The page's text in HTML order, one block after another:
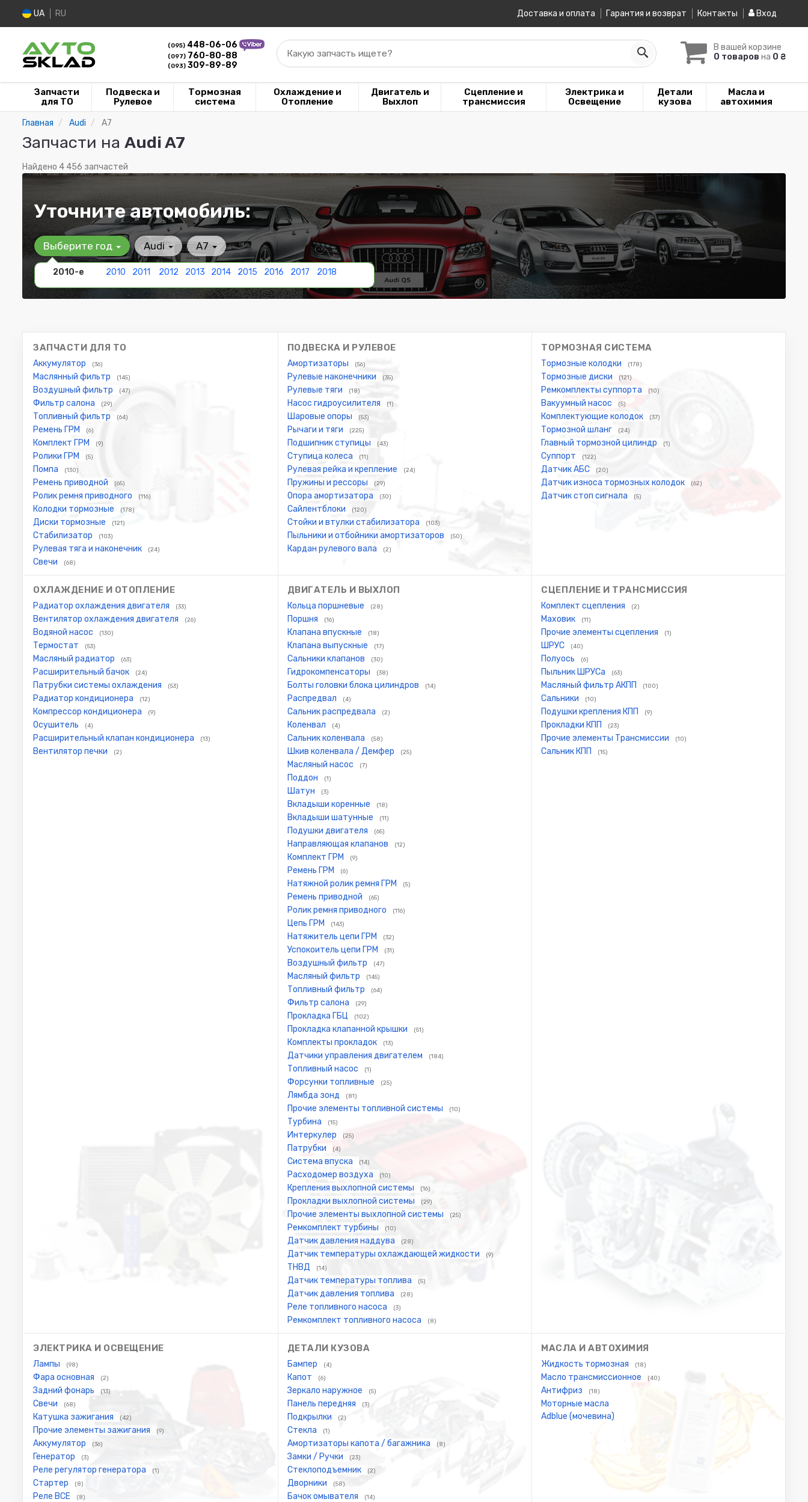
UA RU Доставка и оплата Гарантия и возврат Контакты Вход
(095) 448-06-06
(097) 760-80-88
(093) 309-89-89
В вашей корзине
0 товаров на 0 ₴
Какую запчасть ищете?
Запчасти
для ТО
Подвеска и
Рулевое
Тормозная
система
Охлаждение и
Отопление
Двигатель и
Выхлоп
Сцепление и
трансмиссия
Электрика и
Освещение
Детали
кузова
Масла и
автохимия
Главная Audi A7
Запчасти на Audi A7
Найдено 4 456 запчастей
Уточните автомобиль:
Выберите год
2010-е 2010 2011 2012 2013 2014 2015 2016 2017 2018
Audi A7
ЗАПЧАСТИ ДЛЯ ТО
Аккумулятор (36)
Маслянный фильтр (145)
Воздушный фильтр (47)
Фильтр салона (29)
Топливный фильтр (64)
Ремень ГРМ (6)
Комплект ГРМ (9)
Ролики ГРМ (5)
Помпа (130)
Ремень приводной (65)
Ролик ремня приводного (116)
Колодки тормозные (178)
Диски тормозные (121)
Стабилизатор (103)
Рулевая тяга и наконечник (24)
Свечи (68)
ПОДВЕСКА И РУЛЕВОЕ
Амортизаторы (56)
Рулевые наконечники (35)
Рулевые тяги (18)
Насос гидроусилителя (1)
Шаровые опоры (53)
Рычаги и тяги (225)
Подшипник ступицы (43)
Ступица колеса (11)
Рулевая рейка и крепление (24)
Пружины и рессоры (29)
Опора амортизатора (30)
Сайлентблоки (120)
Стойки и втулки стабилизатора (103)
Пыльники и отбойники амортизаторов (50)
Кардан рулевого вала (2)
ТОРМОЗНАЯ СИСТЕМА
Тормозные колодки (178)
Тормозные диски (121)
Ремкомплекты суппорта (10)
Вакуумный насос (5)
Комплектующие колодок (37)
Тормозной шланг (24)
Главный тормозной цилиндр (1)
Суппорт (122)
Датчик АБС (20)
Датчик износа тормозных колодок (62)
Датчик стоп сигнала (5)
ОХЛАЖДЕНИЕ И ОТОПЛЕНИЕ
Радиатор охлаждения двигателя (33)
Вентилятор охлаждения двигателя (26)
Водяной насос (130)
Термостат (53)
Масляный радиатор (63)
Расширительный бачок (24)
Патрубки системы охлаждения (53)
Радиатор кондиционера (12)
Компрессор кондиционера (9)
Осушитель (4)
Расширительный клапан кондиционера (13)
Вентилятор печки (2)
ДВИГАТЕЛЬ И ВЫХЛОП
Кольца поршневые (28)
Поршня (16)
Клапана впускные (18)
Клапана выпускные (17)
Сальники клапанов (30)
Гидрокомпенсаторы (38)
Болты головки блока цилиндров (14)
Распредвал (4)
Сальник распредвала (2)
Коленвал (4)
Сальник коленвала (58)
Шкив коленвала / Демфер (25)
Масляный насос (7)
Поддон (1)
Шатун (3)
Вкладыши коренные (18)
Вкладыши шатунные (11)
Подушки двигателя (65)
Направляющая клапанов (12)
Комплект ГРМ (9)
Ремень ГРМ (6)
Натяжной ролик ремня ГРМ (5)
Ремень приводной (65)
Ролик ремня приводного (116)
Цепь ГРМ (143)
Натяжитель цепи ГРМ (32)
Успокоитель цепи ГРМ (31)
Воздушный фильтр (47)
Масляный фильтр (145)
Топливный фильтр (64)
Фильтр салона (29)
Прокладка ГБЦ (102)
Прокладка клапанной крышки (51)
Комплекты прокладок (13)
Датчики управления двигателем (184)
Топливный насос (1)
Форсунки топливные (25)
Лямбда зонд (81)
Прочие элементы топливной системы (10)
Турбина (15)
Интеркулер (25)
Патрубки (4)
Система впуска (14)
Расходомер воздуха (10)
Крепления выхлопной системы (16)
Прокладки выхлопной системы (29)
Прочие элементы выхлопной системы (25)
Ремкомплект турбины (10)
Датчик давления наддува (28)
Датчик температуры охлаждающей жидкости (9)
ТНВД (14)
Датчик температуры топлива (5)
Датчик давления топлива (28)
Реле топливного насоса (3)
Ремкомплект топливного насоса (8)
СЦЕПЛЕНИЕ И ТРАНСМИССИЯ
Комплект сцепления (2)
Маховик (11)
Прочие элементы сцепления (1)
ШРУС (40)
Полуось (6)
Пыльник ШРУСа (63)
Масляный фильтр АКПП (100)
Сальники (10)
Подушки крепления КПП (9)
Прокладки КПП (23)
Прочие элементы Трансмиссии (10)
Сальник КПП (15)
ЭЛЕКТРИКА И ОСВЕЩЕНИЕ
Лампы (98)
Фара основная (2)
Задний фонарь (13)
Свечи (68)
Катушка зажигания (42)
Прочие элементы зажигания (9)
Аккумулятор (36)
Генератор (3)
Реле регулятор генератора (1)
Стартер (8)
Реле ВСЕ (8)
ДЕТАЛИ КУЗОВА
Бампер (4)
Капот (6)
Зеркало наружное (5)
Панель передняя (3)
Подкрылки (2)
Стекла (1)
Амортизаторы капота / багажника (8)
Замки / Ручки (23)
Стеклоподъемник (2)
Дворники (58)
Бачок омывателя (14)
МАСЛА И АВТОХИМИЯ
Жидкость тормозная (18)
Масло трансмиссионное (40)
Антифриз (18)
Моторные масла
Adblue (мочевина)